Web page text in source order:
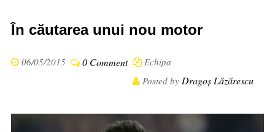
În căutarea unui nou motor
06/05/2015 0 Comment
Echipa
Posted by Dragoș Lăzărescu